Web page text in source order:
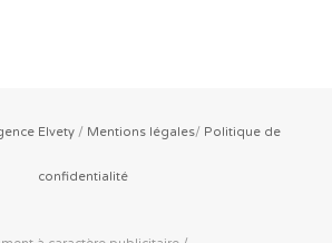
Elvety / Mentions légales/ Politique de
confidentialité